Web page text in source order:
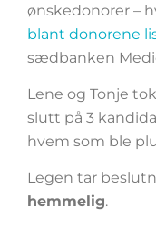
ønskedonorer –
blant donorene
sædbanken
Lene og Tonje
slutt på 3
hvem som ble
Legen tar
hemmelig.